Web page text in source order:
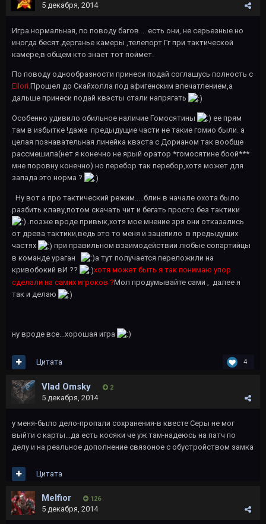
5 декабря, 2014
Игра нормальная, по поводу багов.... есть они, не серьезные но
иногда бесят.дерганье камеры ,телепорт Гг при тактической
камере,в общем кто знает тот поймет.
По поводу однообразности принеси подай соглашусь полность с
Eilori.Прошел до Скайхолла под афигенским впечатлением,а
дальше принеси подай квэсты стали напрягать
Особенно удивило обильное наличие Гомосятины
ее прям
там в избытке !даже предыдущие части не такие гомио были. а
целая познавательная линейка квэста с Дорианом так вообще
рассмешила(нет я конечно не ярый оратор *гомосятине боой***
мне поровну конечно) но перебор так перебор,хотя может для
запада это норма ?
Ну вот а про тактический режим.....блин в начале охота было
разбить клаву,потом скачать чит и бегать просто без тактики
..позже вроде привык,хотя мое мнение зря они отказались
от древа тактики,ведь это то меня и зацепило в предыдущих
частях
при правильном взаимодействии любые сопартийцы
в команде ураган
а тут получается переложили на
кривобокий вИ ??
хотя может быть я так понимаю упор
сделали на самих игроков ?Мол продумывайте сами , далее я
так и делаю
ну вроде все...хорошая игра
4
Цитата
Vlad Omsky 2
5 декабря, 2014
у меня-было дело-пропали сохранения-в квесте Серы не мог
выйти с карты...да есть косяки че уж там-надеюсь на патч по
делу и на реальное дополнение связоное с обустройством замка
Цитата
Melfior 126
5 декабря, 2014